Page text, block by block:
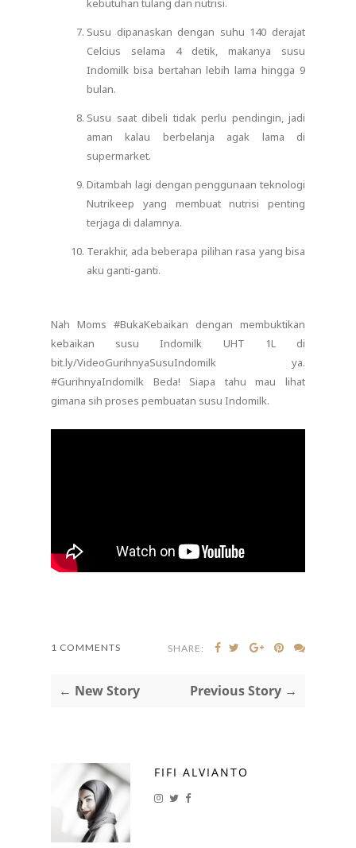
kebutuhan tulang dan nutrisi.
Susu dipanaskan dengan suhu 140 derajat
Celcius selama 4 detik, makanya susu
Indomilk bisa bertahan lebih lama hingga 9
bulan.
Susu saat dibeli tidak perlu pendingin, jadi
aman kalau berbelanja agak lama di
supermarket.
Ditambah lagi dengan penggunaan teknologi
Nutrikeep yang membuat nutrisi penting
terjaga di dalamnya.
Terakhir, ada beberapa pilihan rasa yang bisa
aku ganti-ganti.
Nah Moms #BukaKebaikan dengan membuktikan
kebaikan susu Indomilk UHT 1L di
bit.ly/VideoGurihnyaSusuIndomilk ya.
#GurihnyaIndomilk Beda! Siapa tahu mau lihat
gimana sih proses pembuatan susu Indomilk.
1 COMMENTS SHARE:
← New Story Previous Story →
FIFI ALVIANTO